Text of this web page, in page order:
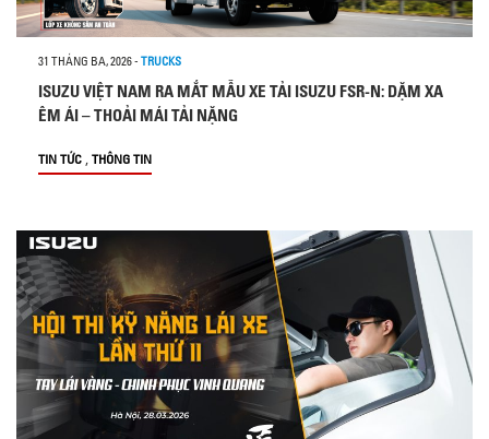
31 THÁNG BA, 2026- TRUCKS
ISUZU VIỆT NAM RA MẮT MẪU XE TẢI ISUZU FSR-N: DẶM XA
ÊM ÁI – THOẢI MÁI TẢI NẶNG
TIN TỨC , THÔNG TIN